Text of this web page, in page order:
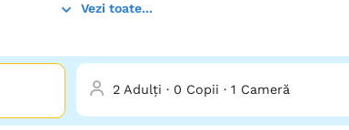
Vezi toate...
2 Adulți· 0 Copii ·1 Cameră